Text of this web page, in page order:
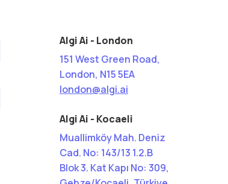
Algi Ai - London
151 West Green Road,
London, N15 5EA
london@algi.ai
Algi Ai - Kocaeli
Muallimköy Mah. Deniz
Cad. No: 143/13 1.2.B
Blok 3. Kat Kapı No: 309,